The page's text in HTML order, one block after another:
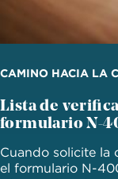
CAMINO HACIA LA
Lista de
formulario N-
Cuando solicite la
el formulario N-